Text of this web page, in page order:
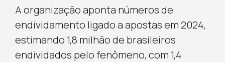
A organização aponta números de
endividamento ligado a apostas em 2024,
estimando 1,8 milhão de brasileiros
endividados pelo fenômeno, com 1,4